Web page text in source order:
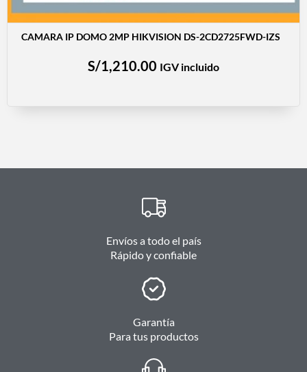
CAMARA IP DOMO 2MP HIKVISION DS-2CD2725FWD-IZS
S/1,210.00 IGV incluido
Envíos a todo el país
Rápido y confiable
Garantía
Para tus productos